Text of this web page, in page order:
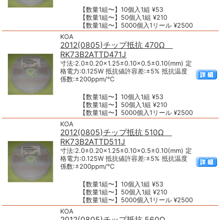
【数量1組〜】10個入1組 ¥53
【数量1組〜】50個入1組 ¥210
【数量1組〜】5000個入1リール ¥2500
KOA
2012(0805)チップ抵抗 470Ω
RK73B2ATTD471J
寸法:2.0±0.20×1.25±0.10×0.5±0.10(mm) 定
格電力:0.125W 抵抗値許容差:±5% 抵抗温度
係数:±200ppm/℃
【数量1組〜】10個入1組 ¥53
【数量1組〜】50個入1組 ¥210
【数量1組〜】5000個入1リール ¥2500
KOA
2012(0805)チップ抵抗 510Ω
RK73B2ATTD511J
寸法:2.0±0.20×1.25±0.10×0.5±0.10(mm) 定
格電力:0.125W 抵抗値許容差:±5% 抵抗温度
係数:±200ppm/℃
【数量1組〜】10個入1組 ¥53
【数量1組〜】50個入1組 ¥210
【数量1組〜】5000個入1リール ¥2500
KOA